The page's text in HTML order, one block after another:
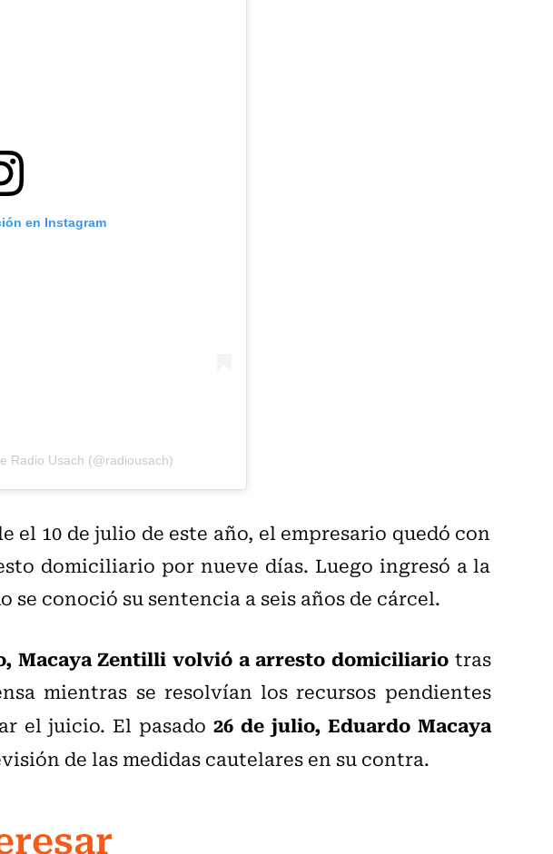
en Instagram
Radio Usach (@radiousach)
el 10 de julio de este año, el empresario quedó con
domiciliario por nueve días. Luego ingresó a la
se conoció su sentencia a seis años de cárcel.
Macaya Zentilli volvió a arresto domiciliariotras
mientras se resolvían los recursos pendientes
el juicio. El pasado 26 de julio, Eduardo Macaya
de las medidas cautelares en su contra.